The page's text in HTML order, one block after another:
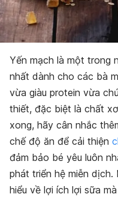
Yến mạch là một trong
nhất dành cho các bà
vừa giàu protein vừa
thiết, đặc biệt là chất
xong, hãy cân nhắc
chế độ ăn để cải thiện
đảm bảo bé yêu luôn
phát triển hệ miễn dịch.
hiểu về lợi ích lợi sữa